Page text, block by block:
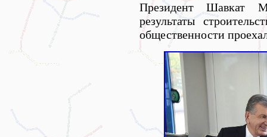
Президент Шавкат
результаты
общественности